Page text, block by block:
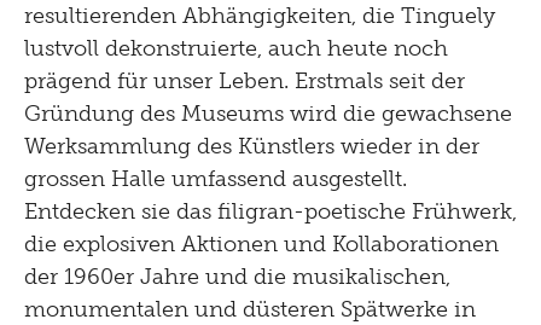
resultierenden Abhängigkeiten, die Tinguely
lustvoll dekonstruierte, auch heute noch
prägend für unser Leben. Erstmals seit der
Gründung des Museums wird die gewachsene
Werksammlung des Künstlers wieder in der
grossen Halle umfassend ausgestellt.
Entdecken sie das filigran-poetische Frühwerk,
die explosiven Aktionen und Kollaborationen
der 1960er Jahre und die musikalischen,
monumentalen und düsteren Spätwerke in